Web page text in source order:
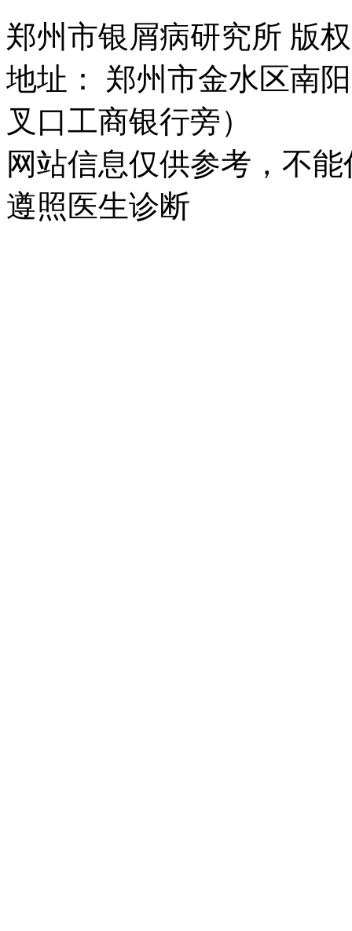
郑州市银屑病研究所 版
地址： 郑州市金水区南
叉口工商银行旁）
网站信息仅供参考，不
遵照医生诊断